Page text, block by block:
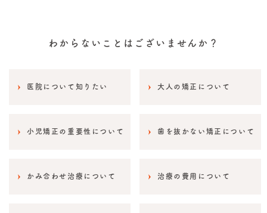
わからないことはございませんか？
医院について知りたい 大人の矯正について
小児矯正の重要性について 歯を抜かない矯正について
かみ合わせ治療について 治療の費用について